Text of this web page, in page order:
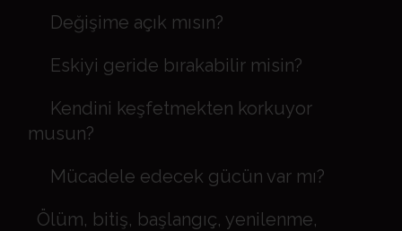
Değişime açık mısın?
Eskiyi geride bırakabilir misin?
Kendini keşfetmekten korkuyor
musun?
Mücadele edecek gücün var mı?
Ölüm, bitiş, başlangıç, yenilenme,